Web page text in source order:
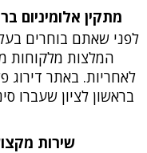
מתקין אלומיניום
לפני שאתם בוחרים
המלצות מלקוחות
לאחריות. באתר דירוג
בראשון לציון שעברו
שירות